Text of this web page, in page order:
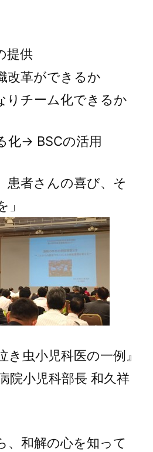
提供
改革ができるか
りチーム化できるか
化→ BSCの活用
患者さんの喜び、そ
き虫小児科医の一例』
院小児科部長 和久祥
、和解の心を知って